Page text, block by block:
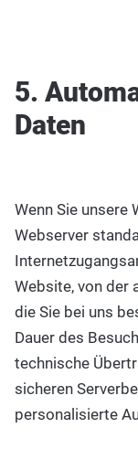
5.
Daten
Wenn Sie unsere
Webserver
Website, von der
die Sie bei uns
Dauer des
technische
sicheren
personalisierte